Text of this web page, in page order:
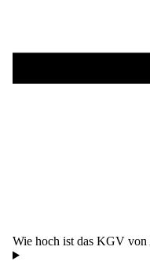
Wie hoch ist das KGV